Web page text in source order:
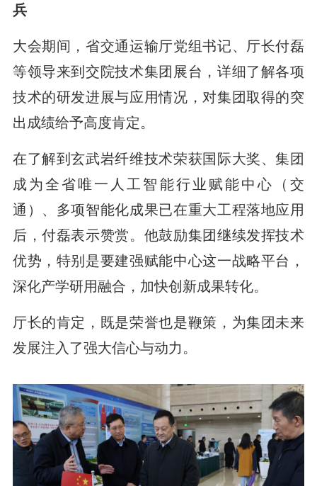
兵
大会期间，省交通运输厅党组书记、厅长付磊
等领导来到交院技术集团展台，详细了解各项
技术的研发进展与应用情况，对集团取得的突
出成绩给予高度肯定。
在了解到玄武岩纤维技术荣获国际大奖、集团
成为全省唯一人工智能行业赋能中心（交
通）、多项智能化成果已在重大工程落地应用
后，付磊表示赞赏。他鼓励集团继续发挥技术
优势，特别是要建强赋能中心这一战略平台，
深化产学研用融合，加快创新成果转化。
厅长的肯定，既是荣誉也是鞭策，为集团未来
发展注入了强大信心与动力。